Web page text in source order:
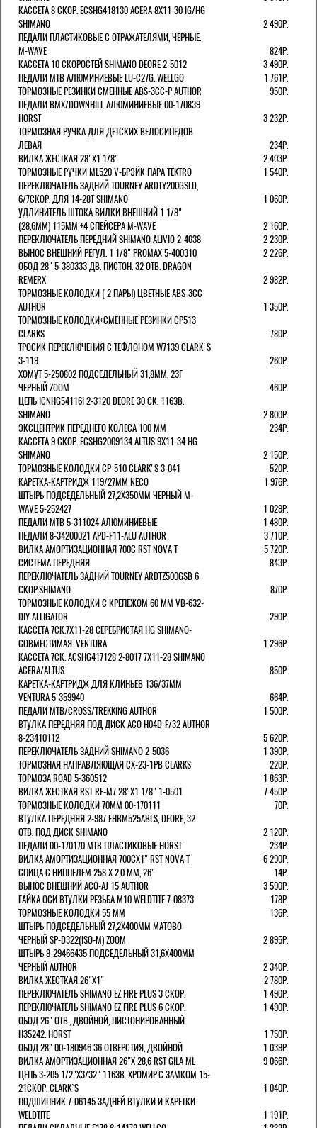
КАССЕТА 8 СКОР. ECSHG418130 ACERA 8Х11-30 IG/HG
SHIMANO
2 490Р.
ПЕДАЛИ ПЛАСТИКОВЫЕ С ОТРАЖАТЕЛЯМИ, ЧЕРНЫЕ.
M-WAVE
824Р.
КАССЕТА 10 СКОРОСТЕЙ SHIMANO DEORE 2-5012
3 490Р.
ПЕДАЛИ MTB АЛЮМИНИЕВЫЕ LU-C27G. WELLGO
1 761Р.
ТОРМОЗНЫЕ РЕЗИНКИ СМЕННЫЕ ABS-3CC-P AUTHOR
950Р.
ПЕДАЛИ BMX/DOWNHILL АЛЮМИНИЕВЫЕ 00-170839
HORST
3 232Р.
ТОРМОЗНАЯ РУЧКА ДЛЯ ДЕТСКИХ ВЕЛОСИПЕДОВ
ЛЕВАЯ
234Р.
ВИЛКА ЖЕСТКАЯ 28"Х1 1/8"
2 403Р.
ТОРМОЗНЫЕ РУЧКИ ML520 V-БРЭЙК ПАРА TEKTRO
1 540Р.
ПЕРЕКЛЮЧАТЕЛЬ ЗАДНИЙ TOURNEY ARDTY200GSLD,
6/7СКОР. ДЛЯ 14-28T SHIMANO
1 060Р.
УДЛИНИТЕЛЬ ШТОКА ВИЛКИ ВНЕШНИЙ 1 1/8"
(28,6ММ) 115ММ +4 СПЕЙСЕРА M-WAVE
2 160Р.
ПЕРЕКЛЮЧАТЕЛЬ ПЕРЕДНИЙ SHIMANO ALIVIO 2-4038
2 230Р.
ВЫНОС ВНЕШНИЙ РЕГУЛ. 1 1/8" PROMAX 5-400310
2 226Р.
ОБОД 28" 5-380333 ДВ. ПИСТОН. 32 ОТВ. DRAGON
REMERX
2 982Р.
ТОРМОЗНЫЕ КОЛОДКИ ( 2 ПАРЫ) ЦВЕТНЫЕ ABS-3CC
AUTHOR
1 350Р.
ТОРМОЗНЫЕ КОЛОДКИ+СМЕННЫЕ РЕЗИНКИ CP513
CLARKS
780Р.
ТРОСИК ПЕРЕКЛЮЧЕНИЯ С ТЕФЛОНОМ W7139 СLARK'S
3-119
260Р.
ХОМУТ 5-250802 ПОДСЕДЕЛЬНЫЙ 31,8ММ, 23Г
ЧЕРНЫЙ ZOOM
460Р.
ЦЕПЬ ICNHG54116I 2-3120 DEORE 30 СК. 116ЗВ.
SHIMANO
2 800Р.
ЭКСЦЕНТРИК ПЕРЕДНЕГО КОЛЕСА 100 ММ
234Р.
КАССЕТА 9 СКОР. ECSHG2009134 ALTUS 9Х11-34 HG
SHIMANO
2 150Р.
ТОРМОЗНЫЕ КОЛОДКИ CP-510 CLARK'S 3-041
520Р.
КАРЕТКА-КАРТРИДЖ 119/27ММ NECO
1 976Р.
ШТЫРЬ ПОДСЕДЕЛЬНЫЙ 27,2Х350ММ ЧЕРНЫЙ M-
WAVE 5-252427
1 029Р.
ПЕДАЛИ MTB 5-311024 АЛЮМИНИЕВЫЕ
1 480Р.
ПЕДАЛИ 8-34200021 APD-F11-ALU AUTHOR
3 710Р.
ВИЛКА АМОРТИЗАЦИОННАЯ 700С RST NOVA T
5 720Р.
СИСТЕМА ПЕРЕДНЯЯ
843Р.
ПЕРЕКЛЮЧАТЕЛЬ ЗАДНИЙ TOURNEY ARDTZ500GSB 6
СКОР.SHIMANO
870Р.
ТОРМОЗНЫЕ КОЛОДКИ С КРЕПЕЖОМ 60 ММ VB-632-
DIY ALLIGATOR
290Р.
КАССЕТА 7СК.7Х11-28 СЕРЕБРИСТАЯ HG SHIMANO-
СОВМЕСТИМАЯ. VENTURA
1 296Р.
КАССЕТА 7СК. ACSHG417128 2-8017 7Х11-28 SHIMANO
ACERA/ALTUS
850Р.
КАРЕТКА-КАРТРИДЖ ДЛЯ КЛИНЬЕВ 136/37ММ
VENTURA 5-359940
664Р.
ПЕДАЛИ MTB/CROSS/TREKKING AUTHOR
1 500Р.
ВТУЛКА ПЕРЕДНЯЯ ПОД ДИСК ACO H04D-F/32 AUTHOR
8-23410112
5 620Р.
ПЕРЕКЛЮЧАТЕЛЬ ЗАДНИЙ SHIMANO 2-5036
1 390Р.
ТОРМОЗНАЯ НАПРАВЛЯЮЩАЯ CX-23-1PB CLARKS
220Р.
ТОРМОЗА ROAD 5-360512
1 863Р.
ВИЛКА ЖЕСТКАЯ RST RF-M7 28"Х1 1/8" 1-0501
7 450Р.
ТОРМОЗНЫЕ КОЛОДКИ 70ММ 00-170111
70Р.
ВТУЛКА ПЕРЕДНЯЯ 2-987 EHBM525ABLS, DEORE, 32
ОТВ. ПОД ДИСК SHIMANO
2 120Р.
ПЕДАЛИ 00-170170 МТВ ПЛАСТИКОВЫЕ HORST
234Р.
ВИЛКА АМОРТИЗАЦИОННАЯ 700СХ1" RST NOVA T
6 290Р.
СПИЦА С НИППЕЛЕМ 258 Х 2,0 ММ, 26"
14Р.
ВЫНОС ВНЕШНИЙ ACO-AJ 15 AUTHOR
3 590Р.
ГАЙКА ОСИ ВТУЛКИ РЕЗЬБА М10 WELDTITE 7-08373
178Р.
ТОРМОЗНЫЕ КОЛОДКИ 55 ММ
136Р.
ШТЫРЬ ПОДСЕДЕЛЬНЫЙ 27,2Х400ММ МАТОВО-
ЧЕРНЫЙ SP-D322(ISO-M) ZOOM
2 895Р.
ШТЫРЬ 8-29466435 ПОДСЕДЕЛЬНЫЙ 31,6X400ММ
ЧЕРНЫЙ AUTHOR
2 340Р.
ВИЛКА ЖЕСТКАЯ 26"Х1"
2 780Р.
ПЕРЕКЛЮЧАТЕЛЬ SHIMANO EZ FIRE PLUS 3 СКОР.
1 490Р.
ПЕРЕКЛЮЧАТЕЛЬ SHIMANO EZ FIRE PLUS 6 СКОР.
1 490Р.
ОБОД 26" ОТВ., ДВОЙНОЙ, ПИСТОНИРОВАННЫЙ
H35242. HORST
1 750Р.
ОБОД 28" 00-180946 36 ОТВЕРСТИЯ, ДВОЙНОЙ
1 039Р.
ВИЛКА АМОРТИЗАЦИОННАЯ 26"Х 28,6 RST GILA ML
9 066Р.
ЦЕПЬ 3-205 1/2"X3/32" 116ЗВ. ХРОМИР.С ЗАМКОМ 15-
21СКОР. CLARK`S
1 040Р.
ПОДШИПНИК 7-06145 ЗАДНЕЙ ВТУЛКИ И КАРЕТКИ
WELDTITE
1 191Р.